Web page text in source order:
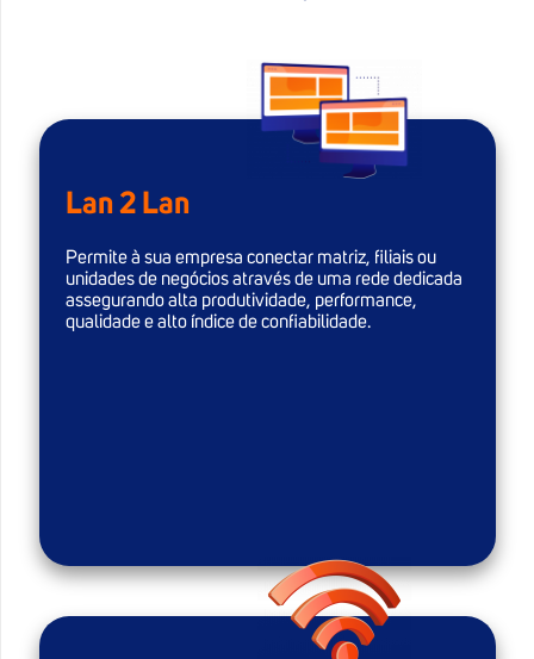
Lan 2 Lan
Permite à sua empresa conectar matriz, filiais ou
unidades de negócios através de uma rede dedicada
assegurando alta produtividade, performance,
qualidade e alto índice de confiabilidade.